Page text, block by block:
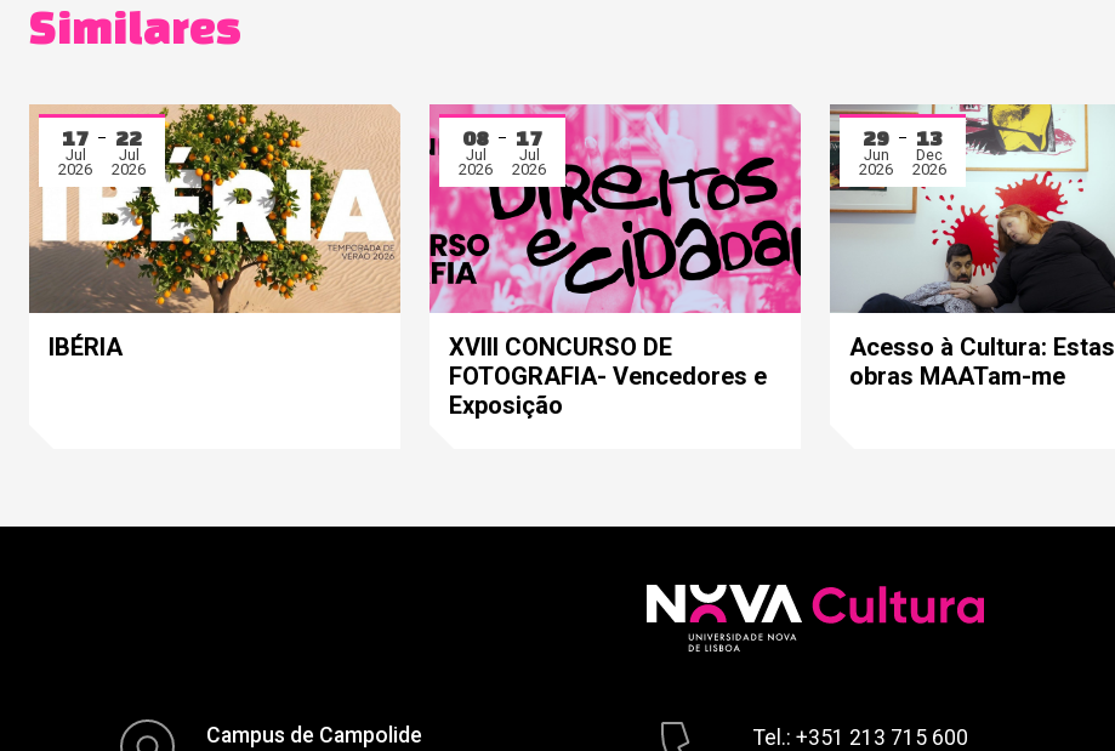
Similares
17
Jul
2026
22
Jul
2026
IBÉRIA
08
Jul
2026
17
Jul
2026
XVIII CONCURSO DE
FOTOGRAFIA- Vencedores e
Exposição
29
Jun
2026
13
Dec
2026
Acesso à Cultura: Estas
obras MAATam-me
Campus de Campolide Tel.: +351 213 715 600